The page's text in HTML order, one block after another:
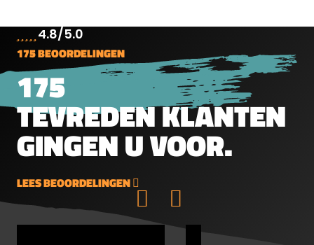
4.8/5.0
175 BEOORDELINGEN
175
TEVREDEN KLANTEN
GINGEN U VOOR.
LEES BEOORDELINGEN